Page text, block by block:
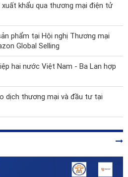
khẩu qua thương mại điện tử
phẩm tại Hội nghị Thương mại
Global Selling
hai nước Việt Nam - Ba Lan hợp
dịch thương mại và đầu tư tại